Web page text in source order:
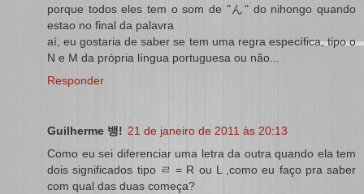
porque todos eles tem o som de "ん" do nihongo quando
estao no final da palavra
aí, eu gostaria de saber se tem uma regra específica, tipo o
N e M da própria língua portuguesa ou não...
Responder
Guilherme 뱅! 21 de janeiro de 2011 às 20:13
Como eu sei diferenciar uma letra da outra quando ela tem
dois significados tipo ㄹ = R ou L ,como eu faço pra saber
com qual das duas começa?